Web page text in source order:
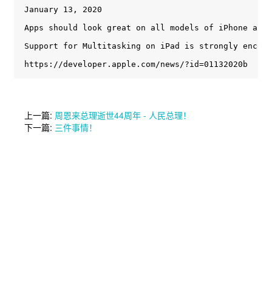
January 13, 2020
Apps should look great on all models of iPhone
Support for Multitasking on iPad is strongly
https://developer.apple.com/news/?id=01132020b
上一篇: 周恩来总理逝世44周年 - 人民总理！
下一篇: 三件事情！